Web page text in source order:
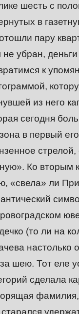
шесть с
в
пару
не убран,
к
из него
сегодня
в первый
Ко вторым
«свела» ли
(то ли на
настолько
шею. Тот еле
сделала